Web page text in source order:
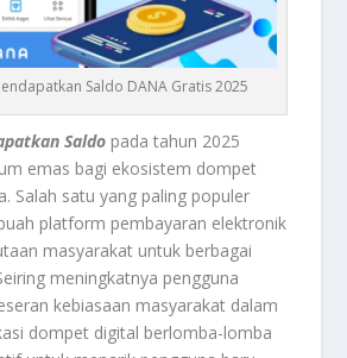
Saldo DANA Gratis 2025
Saldo pada tahun 2025
emas bagi ekosistem dompet
Salah satu yang paling populer
platform pembayaran elektronik
masyarakat untuk berbagai
meningkatnya pengguna
kebiasaan masyarakat dalam
dompet digital berlomba-lomba